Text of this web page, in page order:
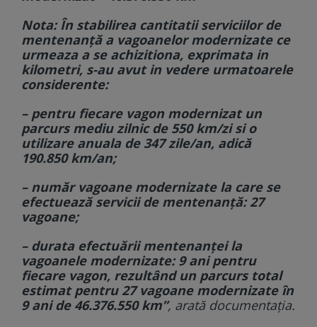
Nota: În stabilirea cantitatii serviciilor de
mentenanţă a vagoanelor modernizate ce
urmeaza a se achizitiona, exprimata in
kilometri, s-au avut in vedere urmatoarele
considerente:
– pentru fiecare vagon modernizat un
parcurs mediu zilnic de 550 km/zi si o
utilizare anuala de 347 zile/an, adică
190.850 km/an;
– număr vagoane modernizate la care se
efectuează servicii de mentenanţă: 27
vagoane;
– durata efectuării mentenanţei la
vagoanele modernizate: 9 ani pentru
fiecare vagon, rezultând un parcurs total
estimat pentru 27 vagoane modernizate în
9 ani de 46.376.550 km”, arată documentația.